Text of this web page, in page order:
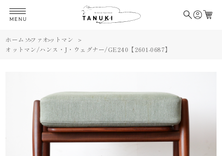
MENU
ホーム ソファオットマン
オットマン/ハンス・J・ウェグナー/GE240【2601-0687】